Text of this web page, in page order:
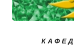
К А Ф Е